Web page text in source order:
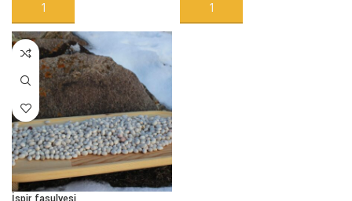
SEPETE EKLE SEPETE EKLE